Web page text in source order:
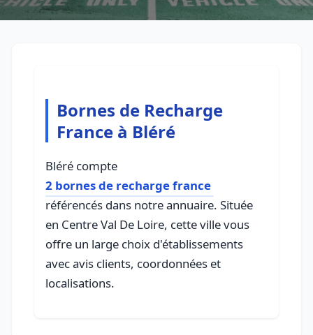
Bornes de Recharge
France à Bléré
Bléré compte
2 bornes de recharge france
référencés dans notre annuaire. Située
en Centre Val De Loire, cette ville vous
offre un large choix d'établissements
avec avis clients, coordonnées et
localisations.